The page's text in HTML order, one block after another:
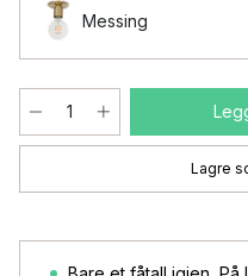
Messing
Lagre